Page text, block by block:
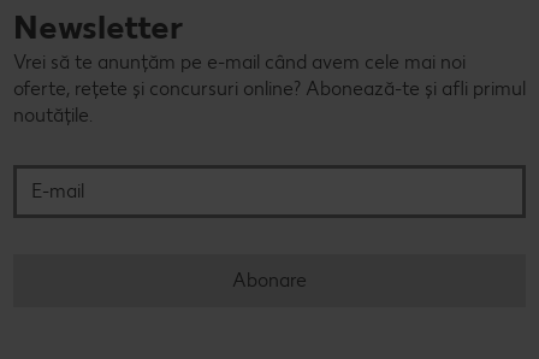
Newsletter
Vrei să te anunțăm pe e-mail când avem cele mai noi
oferte, rețete și concursuri online? Abonează-te și afli primul
noutățile.
Abonare